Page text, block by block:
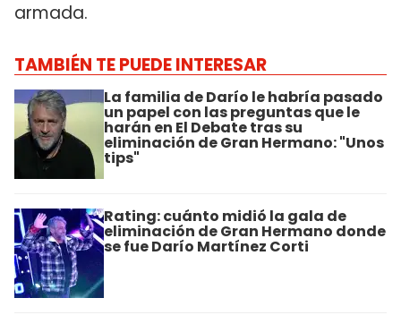
armada.
TAMBIÉN TE PUEDE INTERESAR
La familia de Darío le habría pasado
un papel con las preguntas que le
harán en El Debate tras su
eliminación de Gran Hermano: "Unos
tips"
Rating: cuánto midió la gala de
eliminación de Gran Hermano donde
se fue Darío Martínez Corti